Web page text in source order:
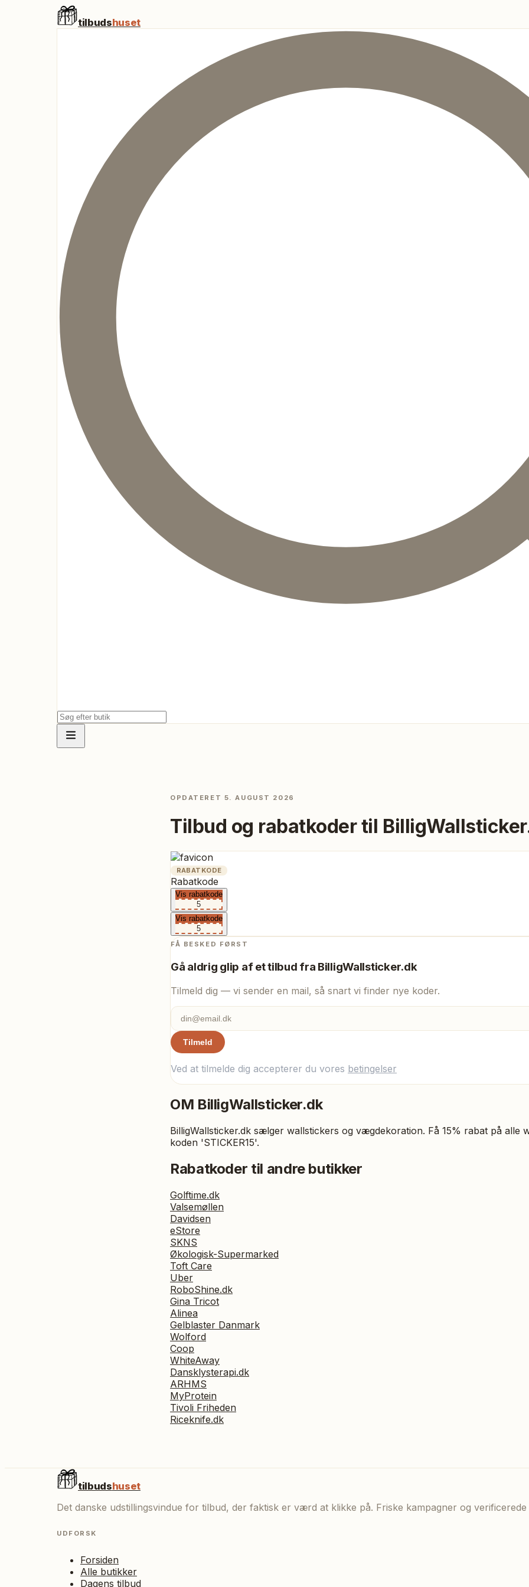
tilbudshuset
OPDATERET 5. AUGUST 2026
Tilbud og rabatkoder til
RABATKODE
Rabatkode
Vis rabatkode
5
Vis rabatkode
5
FÅ BESKED FØRST
Gå aldrig glip af et tilbud fra BilligWallsticker.dk
Tilmeld dig — vi sender en mail, så snart vi finder nye koder.
Tilmeld
Ved at tilmelde dig accepterer du vores betingelser
OM BilligWallsticker.dk
BilligWallsticker.dk sælger wallstickers og vægdekoration. Få 15% rabat på alle
koden 'STICKER15'.
Rabatkoder til andre butikker
Golftime.dk
Valsemøllen
Davidsen
eStore
SKNS
Økologisk-Supermarked
Toft Care
Uber
RoboShine.dk
Gina Tricot
Alinea
Gelblaster Danmark
Wolford
Coop
WhiteAway
Dansklysterapi.dk
ARHMS
MyProtein
Tivoli Friheden
Riceknife.dk
tilbudshuset
Det danske udstillingsvindue for tilbud, der faktisk er værd at klikke på. Friske kampagner og
UDFORSK
Forsiden
Alle butikker
Dagens tilbud